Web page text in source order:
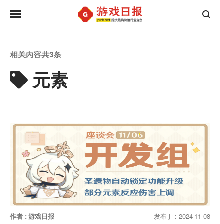
相关内容共3条
元素
作者 : 游戏日报 发布于 : 2024-11-08